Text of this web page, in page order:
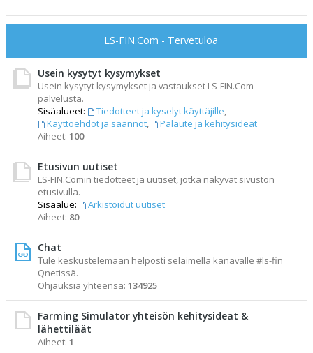
LS-FIN.Com - Tervetuloa
Usein kysytyt kysymykset
Usein kysytyt kysymykset ja vastaukset LS-FIN.Com
palvelusta.
Sisäalueet:
Tiedotteet ja kyselyt käyttäjille,
Käyttöehdot ja säännöt,
Palaute ja kehitysideat
Aiheet: 100
Etusivun uutiset
LS-FIN.Comin tiedotteet ja uutiset, jotka näkyvät sivuston
etusivulla.
Sisäalue:
Arkistoidut uutiset
Aiheet: 80
Chat
Tule keskustelemaan helposti selaimella kanavalle #ls-fin
Qnetissä.
Ohjauksia yhteensä: 134925
Farming Simulator yhteisön kehitysideat &
lähettiläät
Aiheet: 1